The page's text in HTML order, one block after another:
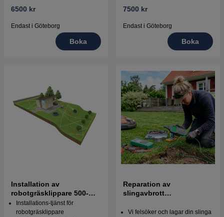
6500 kr
Endast i Göteborg
Boka
7500 kr
Endast i Göteborg
Boka
Installation av
robotgräsklippare 500-
1000kvm
Installations-tjänst för
robotgräsklippare
Reparation av
slingavbrott
Vi felsöker och lagar din slinga